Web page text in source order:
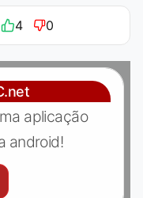
4 0
aplicação
android!